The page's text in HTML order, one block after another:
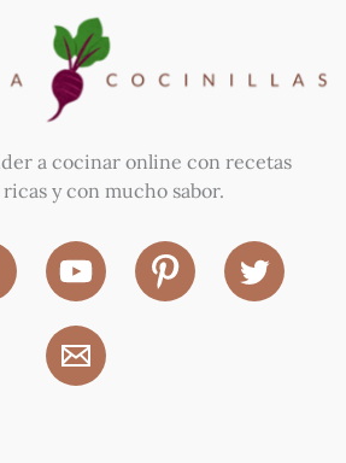
a cocinar online con recetas
ricas y con mucho sabor.